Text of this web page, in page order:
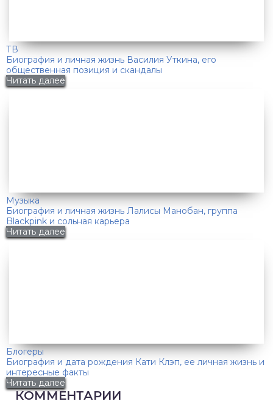
ТВ
Биография и личная жизнь Василия Уткина, его
общественная позиция и скандалы
Читать далее
Музыка
Биография и личная жизнь Лалисы Манобан, группа
Blackpink и сольная карьера
Читать далее
Блогеры
Биография и дата рождения Кати Клэп, ее личная жизнь и
интересные факты
Читать далее
КОММЕНТАРИИ